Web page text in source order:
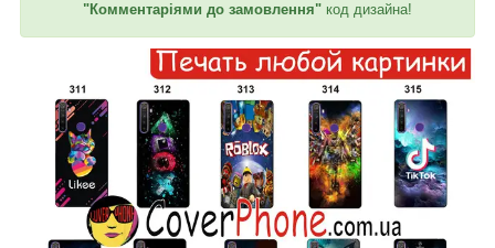
"Комментаріями до замовлення" код дизайна!